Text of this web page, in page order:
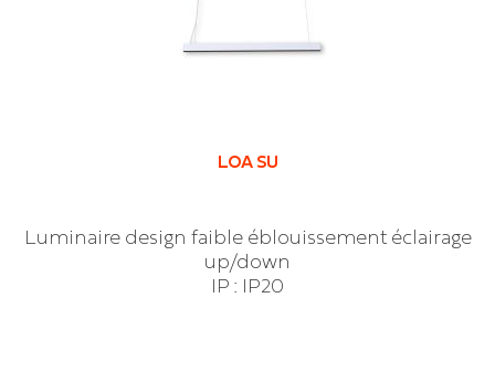
LOA SU
Luminaire design faible éblouissement éclairage
up/down
IP : IP20